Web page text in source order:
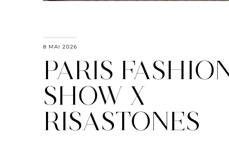
8 MAI 2026
PARIS
SHOW X
RISASTONES